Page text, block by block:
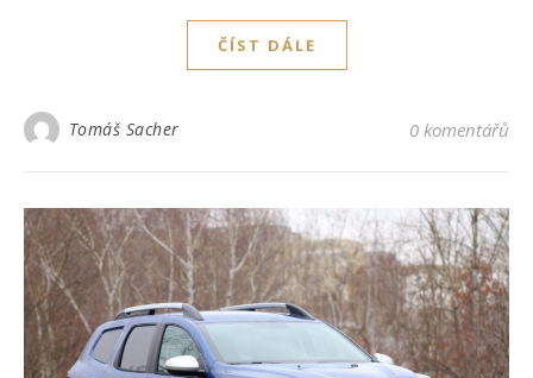
ČÍST DÁLE
Tomáš Sacher 0 komentářů